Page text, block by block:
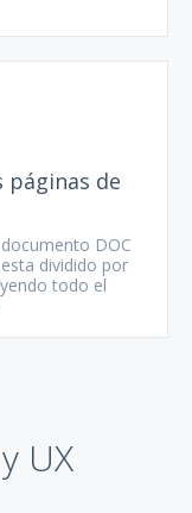
páginas de
DOC
dividido por
todo el
UX